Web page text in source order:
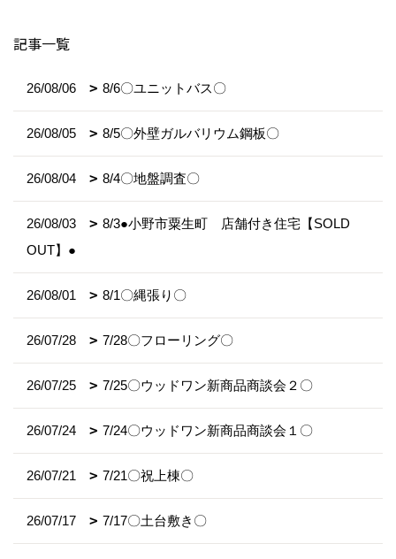
記事一覧
26/08/06 8/6〇ユニットバス〇
26/08/05 8/5〇外壁ガルバリウム鋼板〇
26/08/04 8/4〇地盤調査〇
26/08/03
8/3●小野市粟生町 店舗付き住宅【SOLD
OUT】●
26/08/01 8/1〇縄張り〇
26/07/28 7/28〇フローリング〇
26/07/25 7/25〇ウッドワン新商品商談会２〇
26/07/24 7/24〇ウッドワン新商品商談会１〇
26/07/21 7/21〇祝上棟〇
26/07/17 7/17〇土台敷き〇